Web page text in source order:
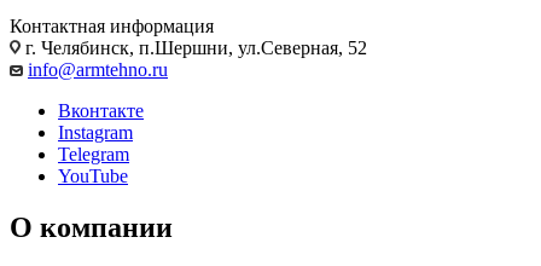
Контактная информация
г. Челябинск, п.Шершни, ул.Северная, 52
info@armtehno.ru
Вконтакте
Instagram
Telegram
YouTube
О компании